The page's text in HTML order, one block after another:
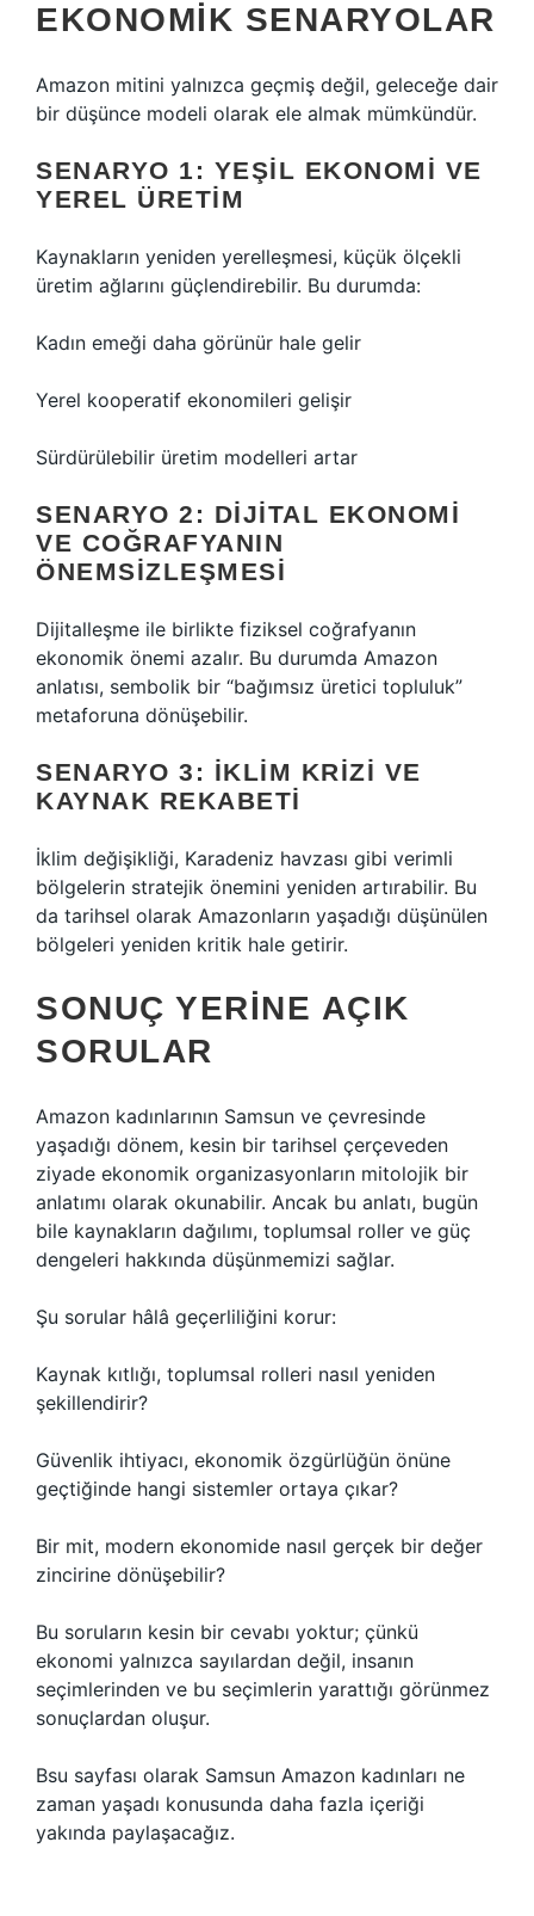
EKONOMIK SENARYOLAR
Amazon mitini yalnızca geçmiş değil, geleceğe dair
bir düşünce modeli olarak ele almak mümkündür.
SENARYO 1: YEŞIL EKONOMI VE
YEREL ÜRETIM
Kaynakların yeniden yerelleşmesi, küçük ölçekli
üretim ağlarını güçlendirebilir. Bu durumda:
Kadın emeği daha görünür hale gelir
Yerel kooperatif ekonomileri gelişir
Sürdürülebilir üretim modelleri artar
SENARYO 2: DIJITAL EKONOMI
VE COĞRAFYANIN
ÖNEMSIZLEŞMESI
Dijitalleşme ile birlikte fiziksel coğrafyanın
ekonomik önemi azalır. Bu durumda Amazon
anlatısı, sembolik bir “bağımsız üretici topluluk”
metaforuna dönüşebilir.
SENARYO 3: İKLIM KRIZI VE
KAYNAK REKABETI
İklim değişikliği, Karadeniz havzası gibi verimli
bölgelerin stratejik önemini yeniden artırabilir. Bu
da tarihsel olarak Amazonların yaşadığı düşünülen
bölgeleri yeniden kritik hale getirir.
SONUÇ YERINE AÇIK
SORULAR
Amazon kadınlarının Samsun ve çevresinde
yaşadığı dönem, kesin bir tarihsel çerçeveden
ziyade ekonomik organizasyonların mitolojik bir
anlatımı olarak okunabilir. Ancak bu anlatı, bugün
bile kaynakların dağılımı, toplumsal roller ve güç
dengeleri hakkında düşünmemizi sağlar.
Şu sorular hâlâ geçerliliğini korur:
Kaynak kıtlığı, toplumsal rolleri nasıl yeniden
şekillendirir?
Güvenlik ihtiyacı, ekonomik özgürlüğün önüne
geçtiğinde hangi sistemler ortaya çıkar?
Bir mit, modern ekonomide nasıl gerçek bir değer
zincirine dönüşebilir?
Bu soruların kesin bir cevabı yoktur; çünkü
ekonomi yalnızca sayılardan değil, insanın
seçimlerinden ve bu seçimlerin yarattığı görünmez
sonuçlardan oluşur.
Bsu sayfası olarak Samsun Amazon kadınları ne
zaman yaşadı konusunda daha fazla içeriği
yakında paylaşacağız.